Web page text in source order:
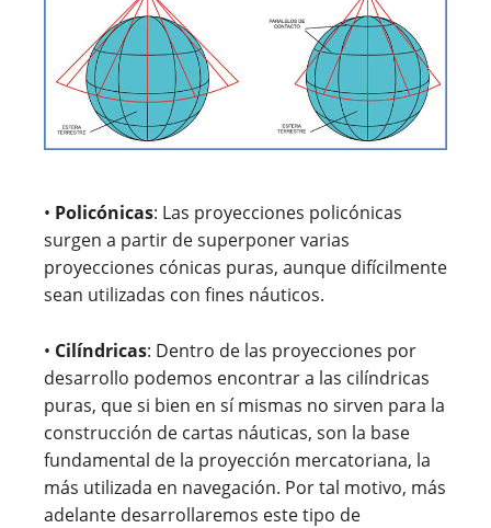
• Policónicas: Las proyecciones policónicas
surgen a partir de superponer varias
proyecciones cónicas puras, aunque difícilmente
sean utilizadas con fines náuticos.
• Cilíndricas: Dentro de las proyecciones por
desarrollo podemos encontrar a las cilíndricas
puras, que si bien en sí mismas no sirven para la
construcción de cartas náuticas, son la base
fundamental de la proyección mercatoriana, la
más utilizada en navegación. Por tal motivo, más
adelante desarrollaremos este tipo de